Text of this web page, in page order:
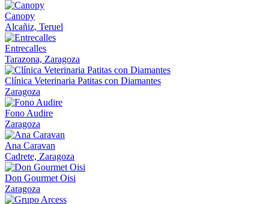
Canopy
Alcañiz, Teruel
Entrecalles
Tarazona, Zaragoza
Clínica Veterinaria Patitas con Diamantes
Zaragoza
Fono Audire
Zaragoza
Ana Caravan
Cadrete, Zaragoza
Don Gourmet Oisi
Zaragoza